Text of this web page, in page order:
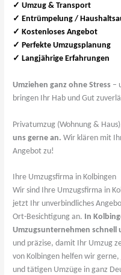
✓ Umzug & Transport
✓ Entrümpelung /
✓ Kostenloses Angebot
✓ Perfekte Umzugsplanung
✓ Langjährige Erfahrungen
Umziehen ganz ohne Stress –
bringen Ihr Hab und Gut
Privatumzug (Wohnung &
uns gerne an. Wir klären mit
Angebot zu!
Ihre Umzugsfirma in Kolbingen
Wir sind Ihre Umzugsfirma in
jetzt Ihr unverbindliches
Ort-Besichtigung an.
In
Umzugsunternehmen schnell
und präzise, damit Ihr Umzug
von Kolbingen helfen wir
und tätigen Umzüge in ganz